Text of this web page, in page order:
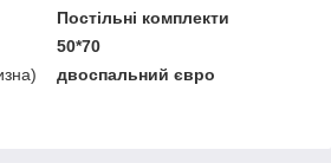
Постільні комплекти
50*70
двоспальний євро